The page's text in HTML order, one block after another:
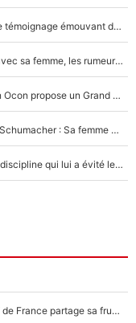
F1 : « Je lui ai fait un câlin, puis j’ai dû partir...», le témoignage émouvant de Max Verstappen sur sa fille
F1 : Charles Leclerc surpris par les paparazzis avec sa femme, les rumeurs étaient vraies !
Comme pour le final du Tour de France, Esteban Ocon propose un Grand Prix de Formule 1 à Paris : «Autour de l’Arc de Triomphe, ce serait génial» !
Nouvelle rumeur autour de la santé de Michael Schumacher : Sa femme Corinna sort du silence
F1 - Lewis Hamilton victime de harcèlement, la discipline qui lui a évité le pire : «J'aurais probablement mal tourné»
Mis de côté par Fabien Galthié, un joueur du XV de France partage sa frustration : «ils ne me l’ont pas dit tout de suite»